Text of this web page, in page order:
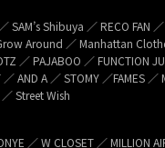
SAM’s Shibuya ／ RECO FAN
Around ／ Manhattan
／ PAJABOO ／ FUNCTION
AND A ／ STOMY ／FAMES ／
Street Wish
／ W CLOSET ／ MILLION